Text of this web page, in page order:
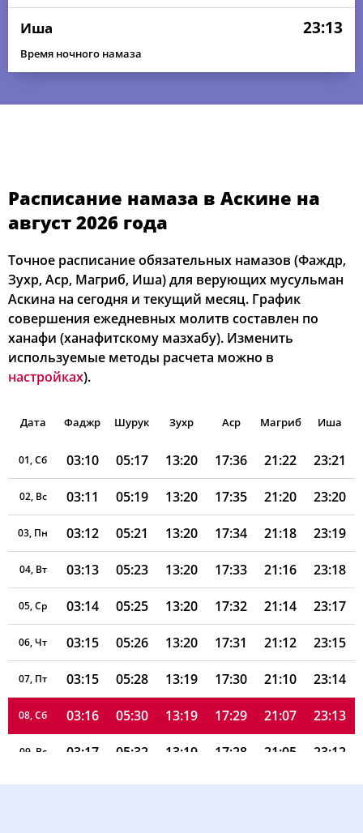
Иша 23:13
Время ночного намаза
Расписание намаза в Аскине на
август 2026 года
Точное расписание обязательных намазов (Фаждр,
Зухр, Аср, Магриб, Иша) для верующих мусульман
Аскина на сегодня и текущий месяц. График
совершения ежедневных молитв составлен по
ханафи (ханафитскому мазхабу). Изменить
используемые методы расчета можно в
настройках).
Дата Фаджр Шурук Зухр Аср Магриб Иша
01, Сб 03:10 05:17 13:20 17:36 21:22 23:21
02, Вс 03:11 05:19 13:20 17:35 21:20 23:20
03, Пн 03:12 05:21 13:20 17:34 21:18 23:19
04, Вт 03:13 05:23 13:20 17:33 21:16 23:18
05, Ср 03:14 05:25 13:20 17:32 21:14 23:17
06, Чт 03:15 05:26 13:20 17:31 21:12 23:15
07, Пт 03:15 05:28 13:19 17:30 21:10 23:14
08, Сб 03:16 05:30 13:19 17:29 21:07 23:13
09, Вс 03:17 05:32 13:19 17:28 21:05 23:12
10, Пн 03:18 05:34 13:19 17:27 21:03 23:11